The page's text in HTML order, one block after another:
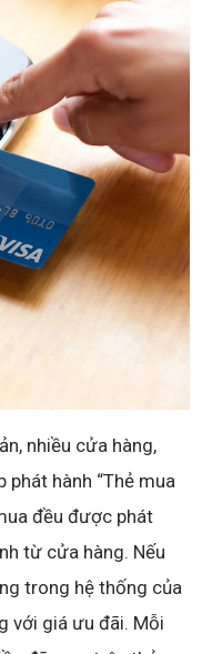
nhiều cửa hàng,
hành “Thẻ mua
đều được phát
từ cửa hàng. Nếu
trong hệ thống của
với giá ưu đãi. Mỗi